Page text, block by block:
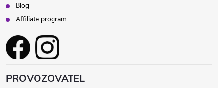
Blog
Affiliate program
PROVOZOVATEL